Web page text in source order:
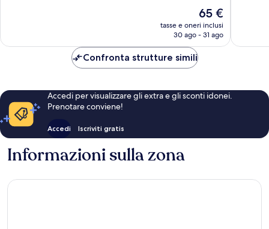
Il
prezzo
attuale
65 €
tasse e oneri inclusi
30 ago - 31 ago
Confronta strutture simili
Accedi per visualizzare gli extra e gli sconti idonei.
Prenotare conviene!
Accedi Iscriviti gratis
Informazioni sulla zona